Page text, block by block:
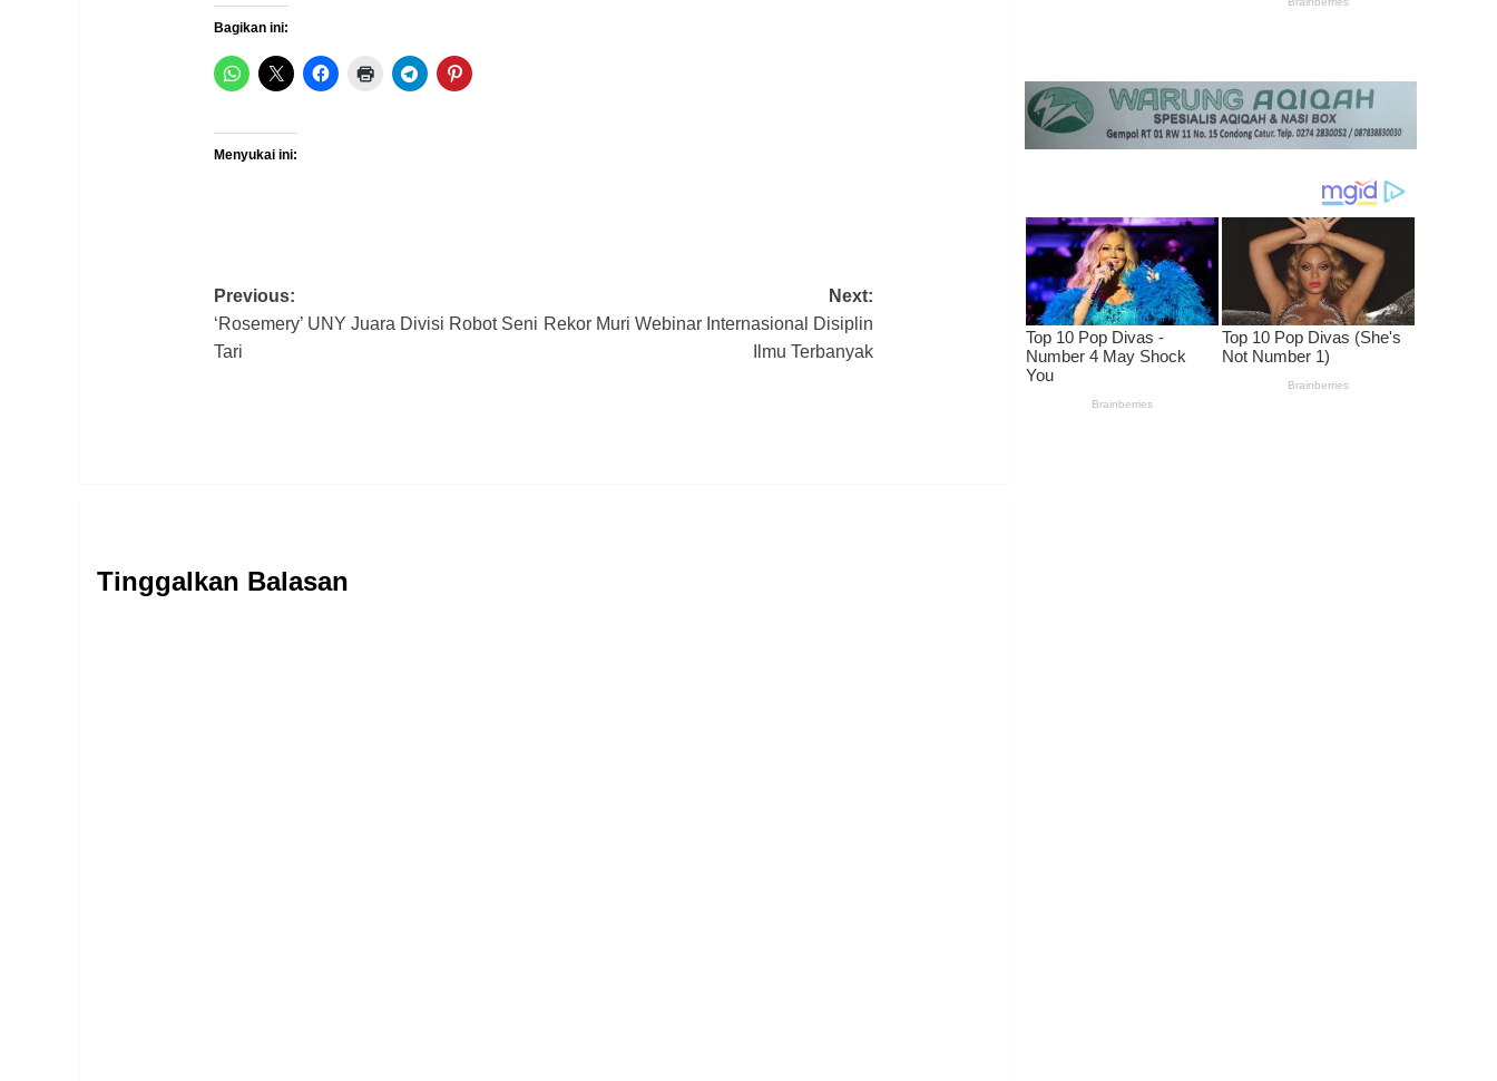
Bagikan ini:
Menyukai ini:
Post
navigation
Previous:
‘Rosemery’ UNY Juara Divisi Robot Seni
Tari
Next:
Rekor Muri Webinar Internasional Disiplin
Ilmu Terbanyak
Tinggalkan Balasan